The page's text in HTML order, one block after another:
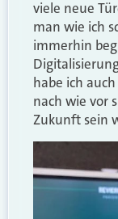
viele neue
man wie ich
immerhin
habe ich
nach wie vor
Zukunft sein